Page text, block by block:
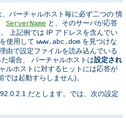
バーチャルホスト毎に必ず二つの 情
ServerName と、そのサーバが応答
上記例では IP アドレスを含んでい
使用して www.abc.dom を見つけな
由で設定ファイルを読み込んでいる
場合、 バーチャルホストは設定され
ルホストに対するヒットには応答が
は起動すらしません)。
だとします。では、次の設定